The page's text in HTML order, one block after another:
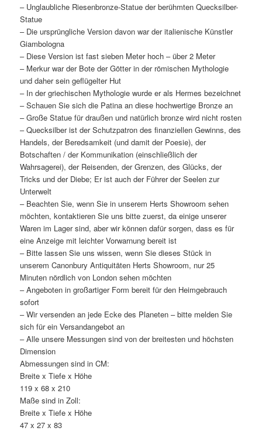
– Unglaubliche Riesenbronze-Statue der berühmten Quecksilber-
Statue
– Die ursprüngliche Version davon war der italienische Künstler
Giambologna
– Diese Version ist fast sieben Meter hoch – über 2 Meter
– Merkur war der Bote der Götter in der römischen Mythologie
und daher sein geflügelter Hut
– In der griechischen Mythologie wurde er als Hermes bezeichnet
– Schauen Sie sich die Patina an diese hochwertige Bronze an
– Große Statue für draußen und natürlich bronze wird nicht rosten
– Quecksilber ist der Schutzpatron des finanziellen Gewinns, des
Handels, der Beredsamkeit (und damit der Poesie), der
Botschaften / der Kommunikation (einschließlich der
Wahrsagerei), der Reisenden, der Grenzen, des Glücks, der
Tricks und der Diebe; Er ist auch der Führer der Seelen zur
Unterwelt
– Beachten Sie, wenn Sie in unserem Herts Showroom sehen
möchten, kontaktieren Sie uns bitte zuerst, da einige unserer
Waren im Lager sind, aber wir können dafür sorgen, dass es für
eine Anzeige mit leichter Vorwarnung bereit ist
– Bitte lassen Sie uns wissen, wenn Sie dieses Stück in
unserem Canonbury Antiquitäten Herts Showroom, nur 25
Minuten nördlich von London sehen möchten
– Angeboten in großartiger Form bereit für den Heimgebrauch
sofort
– Wir versenden an jede Ecke des Planeten – bitte melden Sie
sich für ein Versandangebot an
– Alle unsere Messungen sind von der breitesten und höchsten
Dimension
Abmessungen sind in CM:
Breite x Tiefe x Höhe
119 x 68 x 210
Maße sind in Zoll:
Breite x Tiefe x Höhe
47 x 27 x 83